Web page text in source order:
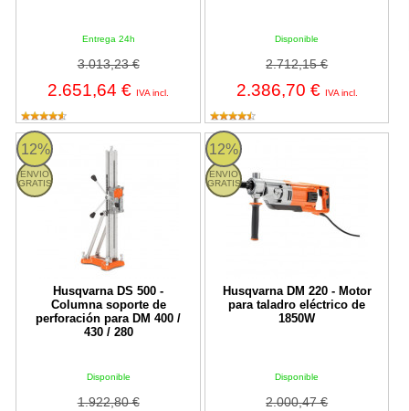
Entrega 24h
3.013,23 €
2.651,64 € IVA incl.
Disponible
2.712,15 €
2.386,70 € IVA incl.
12%
ENVIO
GRATIS
Husqvarna DS 500 -
Columna soporte de
perforación para DM 400 /
430 / 280
Disponible
1.922,80 €
DS 500 Husqvarna 12%
ENVIO
GRATIS
Husqvarna DM 220 - Motor
para taladro eléctrico de
1850W
Disponible
2.000,47 €
DM 220 Husqvarna